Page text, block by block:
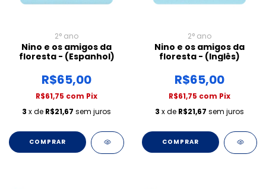
2° ano
Nino e os amigos da
floresta - (Espanhol)
R$65,00
R$61,75 com Pix
3 x de R$21,67 sem juros
COMPRAR
2° ano
Nino e os amigos da
floresta - (Inglês)
R$65,00
R$61,75 com Pix
3 x de R$21,67 sem juros
COMPRAR